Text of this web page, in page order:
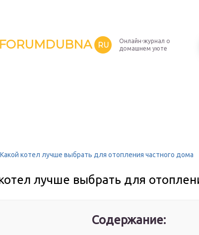
FORUMDUBNA RU
Онлайн-журнал о
домашнем уюте
Какой котел лучше выбрать для отопления частного дома
лучше выбрать для
Содержание: